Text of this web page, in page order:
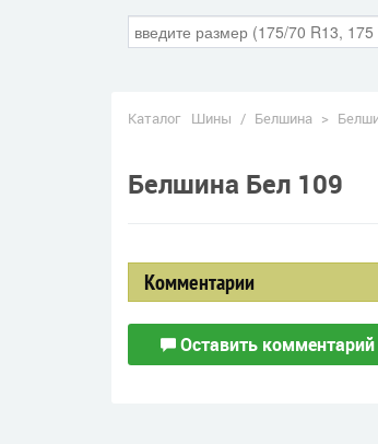
Каталог Шины / Белшина >
Белшина Бел 109
Комментарии
Оставить комментарий